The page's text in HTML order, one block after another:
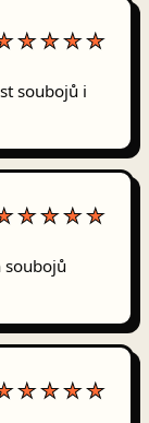
soubojů i
soubojů